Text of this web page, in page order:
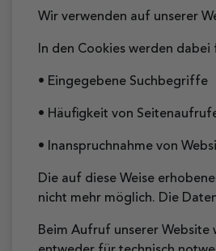
Wir verwenden auf unserer
In den Cookies werden
• Eingegebene Suchbegriffe
• Häufigkeit von
• Inanspruchnahme von
Die auf diese Weise
nicht mehr möglich. Die
Beim Aufruf unserer Website